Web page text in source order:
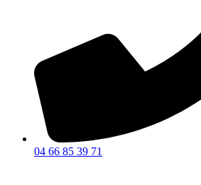
04 66 85 39 71